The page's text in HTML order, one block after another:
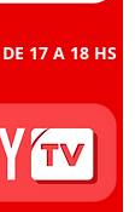
17 A 18 HS